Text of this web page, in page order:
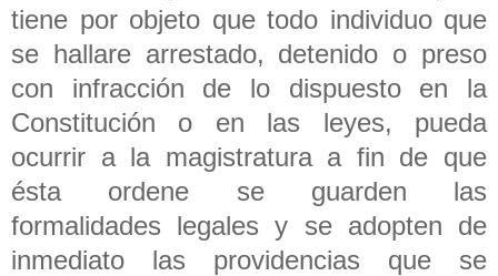
tiene por objeto que todo individuo que
se hallare arrestado, detenido o preso
con infracción de lo dispuesto en la
Constitución o en las leyes, pueda
ocurrir a la magistratura a fin de que
ésta ordene se guarden las
formalidades legales y se adopten de
inmediato las providencias que se